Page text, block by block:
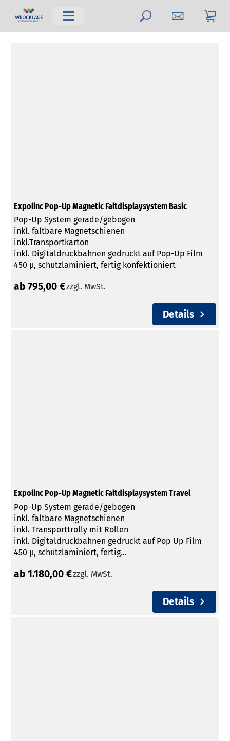
Expolinc Pop-Up Magnetic Faltdisplaysystem Basic
Pop-Up System gerade/gebogen
inkl. faltbare Magnetschienen
inkl.Transportkarton
inkl. Digitaldruckbahnen gedruckt auf Pop-Up Film
450 µ, schutzlaminiert, fertig konfektioniert
ab 795,00 €zzgl. MwSt.
Details
Expolinc Pop-Up Magnetic Faltdisplaysystem Travel
Pop-Up System gerade/gebogen
inkl. faltbare Magnetschienen
inkl. Transporttrolly mit Rollen
inkl. Digitaldruckbahnen gedruckt auf Pop Up Film
450 µ, schutzlaminiert, fertig...
ab 1.180,00 €zzgl. MwSt.
Details